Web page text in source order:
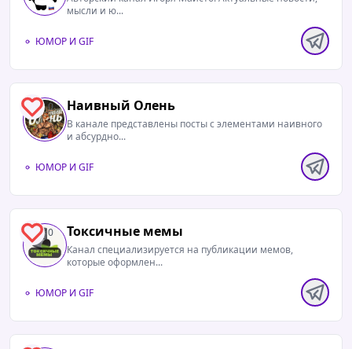
мысли и ю...
ЮМОР И GIF
0 Наивный Олень
В канале представлены посты с элементами наивного
и абсурдно...
ЮМОР И GIF
0 Токсичные мемы
Канал специализируется на публикации мемов,
которые оформлен...
ЮМОР И GIF